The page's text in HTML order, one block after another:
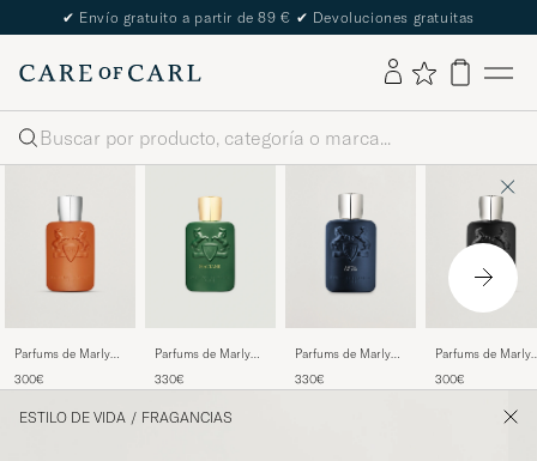
✔ Envío gratuito a partir de 89 € ✔ Devoluciones gratuitas
Buscar
Parfums de Marly
Parfum 125ml
300€
Parfums de Marly
Parfum 125ml
330€
Parfums de Marly
de Parfum 125ml
330€
Parfums de Marly
Parfum 125ml
300€
ESTILO DE VIDA / FRAGANCIAS